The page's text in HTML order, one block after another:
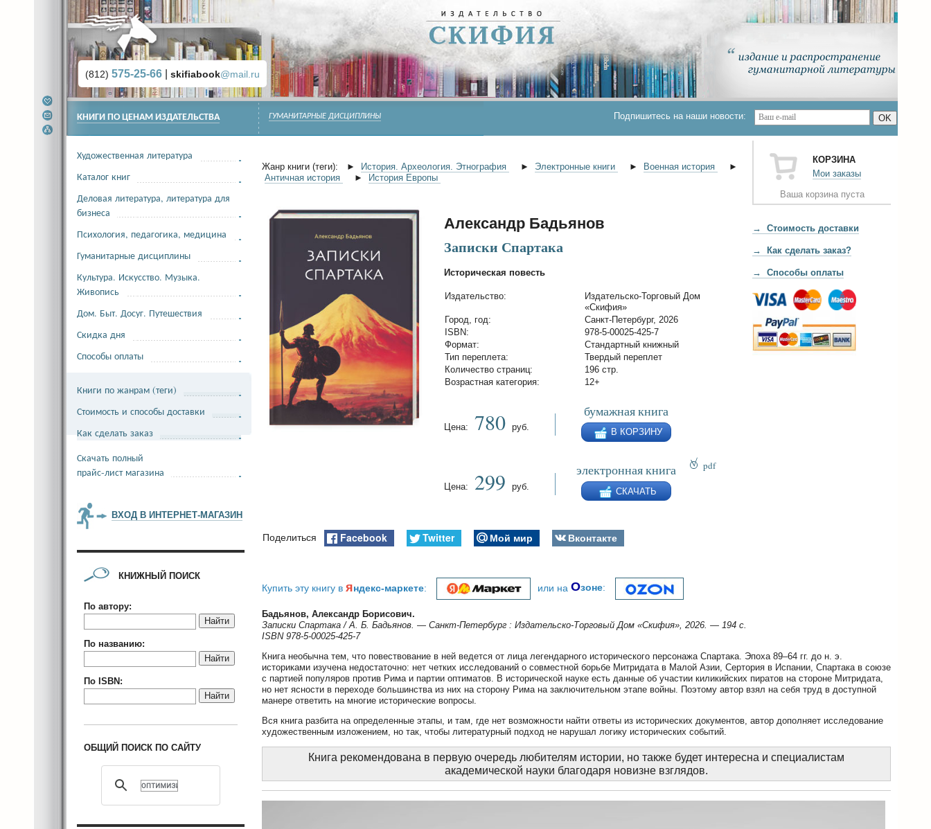
(812) 575-25-66 skifiabook@mail.ru
ГУМАНИТАРНЫЕ ДИСЦИПЛИНЫ Подпишитесь на наши новости: OK
КОРЗИНА
Мои заказы
Ваша корзина пуста
→ Стоимость доставки
→ Как сделать заказ?
→ Способы оплаты
Жанр книги (теги): ► История. Археология. Этнография ► Электронные книги ► Военная история
►
Античная история
► История Европы
Александр Бадьянов
Записки Спартака
Историческая повесть
Издательство:
Издательско-Торговый Дом
«Скифия»
Город, год:
Санкт-Петербург, 2026
ISBN:
978-5-00025-425-7
Формат:
Стандартный книжный
Тип переплета:
Твердый переплет
Количество страниц:
196 стр.
Возрастная категория:
12+
Цена: 780 руб.
бумажная книга
В КОРЗИНУ
Цена: 299 руб.
электронная книга
СКАЧАТЬ
pdf
Поделиться Facebook Twitter Мой мир Вконтакте
Купить эту книгу в яндекс-маркете: или на Озоне:
Бадьянов, Александр Борисович.
Записки Спартака / А. Б. Бадьянов. — Санкт-Петербург : Издательско-Торговый Дом «Скифия», 2026. — 194 с.
ISBN 978-5-00025-425-7
Книга необычна тем, что повествование в ней ведется от лица легендарного исторического персонажа Спартака. Эпоха 89–64 гг. до н. э.
историками изучена недостаточно: нет четких исследований о совместной борьбе Митридата в Малой Азии, Сертория в Испании, Спартака в союзе
с партией популяров против Рима и партии оптиматов. В исторической науке есть данные об участии киликийских пиратов на стороне Митридата,
но нет ясности в переходе большинства из них на сторону Рима на заключительном этапе войны. Поэтому автор взял на себя труд в доступной
манере ответить на многие исторические вопросы.
Вся книга разбита на определенные этапы, и там, где нет возможности найти ответы из исторических документов, автор дополняет исследование
художественным изложением, но так, чтобы литературный подход не нарушал логику исторических событий.
Книга рекомендована в первую очередь любителям истории, но также будет интересна и специалистам
академической науки благодаря новизне взглядов.
КНИГИ ПО ЦЕНАМ ИЗДАТЕЛЬСТВА
Художественная литература
Каталог книг
Деловая литература, литература для
бизнеса
Психология, педагогика, медицина
Гуманитарные дисциплины
Культура. Искусство. Музыка.
Живопись
Дом. Быт. Досуг. Путешествия
Скидка дня
Способы оплаты
Книги по жанрам (теги)
Стоимость и способы доставки
Как сделать заказ
Скачать полный
прайс-лист магазина
ВХОД В ИНТЕРНЕТ-МАГАЗИН
КНИЖНЫЙ ПОИСК
По автору:
Найти
По названию:
Найти
По ISBN:
Найти
ОБЩИЙ ПОИСК ПО САЙТУ